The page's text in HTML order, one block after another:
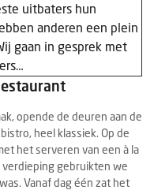
uitbaters hun
anderen een plein
gaan in gesprek met
opende de deuren aan de
heel klassiek. Op de
het serveren van een à la
verdieping gebruikten we
Vanaf dag één zat het